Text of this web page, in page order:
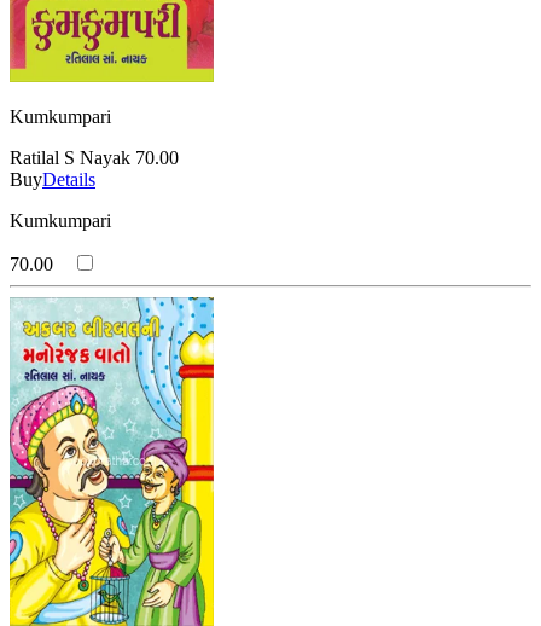
Kumkumpari
Ratilal S Nayak 70.00
BuyDetails
Kumkumpari
70.00